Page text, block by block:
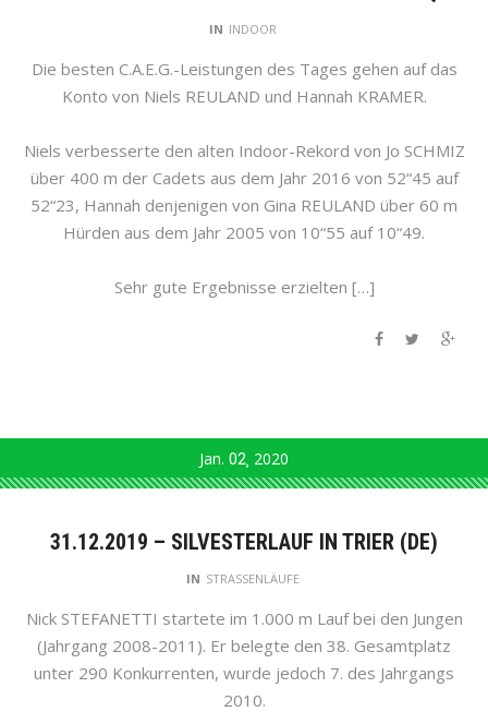
IN INDOOR
Die besten C.A.E.G.-Leistungen des Tages gehen auf das
Konto von Niels REULAND und Hannah KRAMER.
Niels verbesserte den alten Indoor-Rekord von Jo SCHMIZ
über 400 m der Cadets aus dem Jahr 2016 von 52“45 auf
52“23, Hannah denjenigen von Gina REULAND über 60 m
Hürden aus dem Jahr 2005 von 10“55 auf 10“49.
Sehr gute Ergebnisse erzielten […]
Jan. 02 2020
31.12.2019 – SILVESTERLAUF IN TRIER (DE)
IN STRASSENLÄUFE
Nick STEFANETTI startete im 1.000 m Lauf bei den Jungen
(Jahrgang 2008-2011). Er belegte den 38. Gesamtplatz
unter 290 Konkurrenten, wurde jedoch 7. des Jahrgangs
2010.